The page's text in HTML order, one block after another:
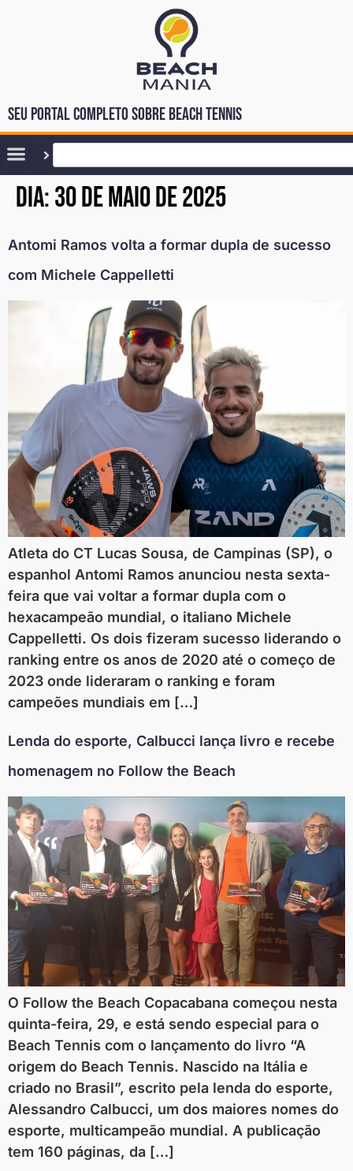
Seu portal completo sobre Beach Tennis
Dia:30 de maio de 2025
Antomi Ramos volta a formar dupla de sucesso
com Michele Cappelletti
Atleta do CT Lucas Sousa, de Campinas (SP), o
espanhol Antomi Ramos anunciou nesta sexta-
feira que vai voltar a formar dupla com o
hexacampeão mundial, o italiano Michele
Cappelletti. Os dois fizeram sucesso liderando o
ranking entre os anos de 2020 até o começo de
2023 onde lideraram o ranking e foram
campeões mundiais em […]
Lenda do esporte, Calbucci lança livro e recebe
homenagem no Follow the Beach
O Follow the Beach Copacabana começou nesta
quinta-feira, 29, e está sendo especial para o
Beach Tennis com o lançamento do livro “A
origem do Beach Tennis. Nascido na Itália e
criado no Brasil”, escrito pela lenda do esporte,
Alessandro Calbucci, um dos maiores nomes do
esporte, multicampeão mundial. A publicação
tem 160 páginas, da […]